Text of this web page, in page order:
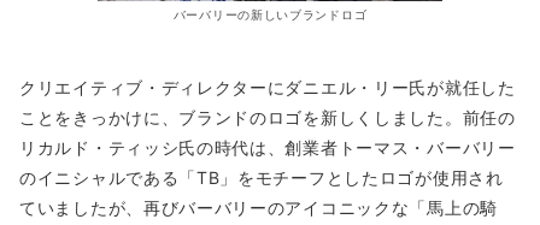
バーバリーの新しいブランドロゴ
クリエイティブ・ディレクターにダニエル・リー氏が就任した
ことをきっかけに、ブランドのロゴを新しくしました。前任の
リカルド・ティッシ氏の時代は、創業者トーマス・バーバリー
のイニシャルである「TB」をモチーフとしたロゴが使用され
ていましたが、再びバーバリーのアイコニックな「馬上の騎